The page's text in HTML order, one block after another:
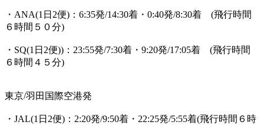
・ANA(1日2便)：6:35発/14:30着・0:40発/8:30着 (飛行時間
６時間５０分)
・SQ(1日2便))：23:55発/7:30着・9:20発/17:05着 (飛行時間
６時間４５分)
東京/羽田国際空港発
・JAL(1日2便)：2:20発/9:50着・22:25発/5:55着(飛行時間６時